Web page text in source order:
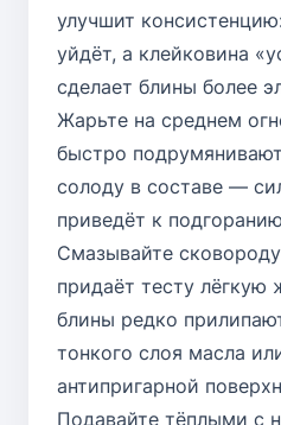
улучшит
уйдёт, а клейковина
сделает блины более
Жарьте на среднем
быстро
солоду в составе —
приведёт к
Смазывайте
придаёт тесту лёгкую
блины редко
тонкого слоя масла
антипригарной
Подавайте тёплыми с